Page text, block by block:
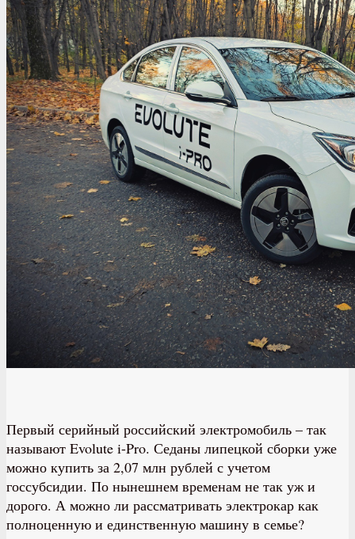
Первый серийный российский электромобиль – так
называют Evolute i-Pro. Седаны липецкой сборки уже
можно купить за 2,07 млн рублей с учетом
госсубсидии. По нынешнем временам не так уж и
дорого. А можно ли рассматривать электрокар как
полноценную и единственную машину в семье?